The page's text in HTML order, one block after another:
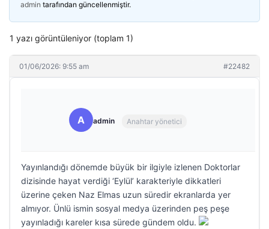
admin tarafından güncellenmiştir.
1 yazı görüntüleniyor (toplam 1)
01/06/2026: 9:55 am #22482
A admin Anahtar yönetici
Yayınlandığı dönemde büyük bir ilgiyle izlenen Doktorlar
dizisinde hayat verdiği ‘Eylül’ karakteriyle dikkatleri
üzerine çeken Naz Elmas uzun süredir ekranlarda yer
almıyor. Ünlü ismin sosyal medya üzerinden peş peşe
yayınladığı kareler kısa sürede gündem oldu.